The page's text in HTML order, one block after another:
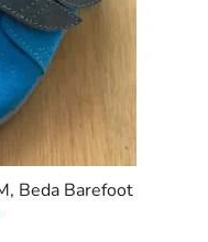
Beda Barefoot